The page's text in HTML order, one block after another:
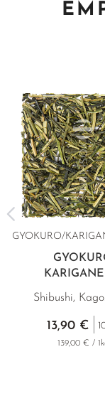
GYOKURO/
KARIGANE
Shibushi,
13,90 €
139,00 € /